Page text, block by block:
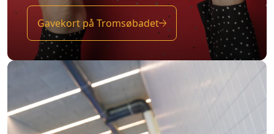
Gavekort på Tromsøbadet